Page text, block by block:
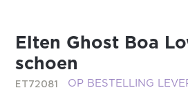
Elten Ghost Boa
schoen
ET72081 OP BESTELLING